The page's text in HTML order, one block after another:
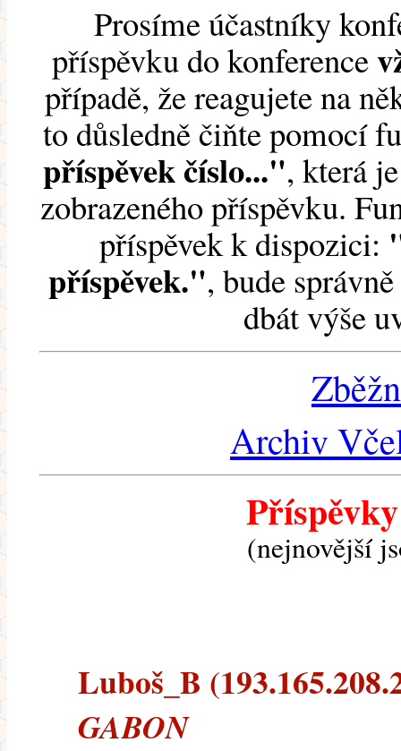
Prosíme účastníky
příspěvku do konference
případě, že reagujete na
to důsledně čiňte pomocí
příspěvek číslo...", která
zobrazeného příspěvku.
příspěvek k dispozici:
příspěvek.", bude
dbát výše
Archiv
(nejnovější
Luboš_B
GABON